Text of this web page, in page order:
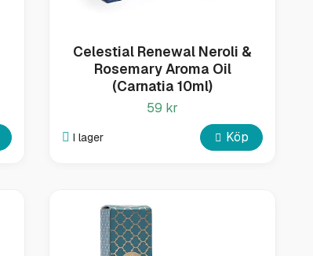
Celestial Renewal Neroli &
Rosemary Aroma Oil
(Carnatia 10ml)
59 kr
I lager Köp